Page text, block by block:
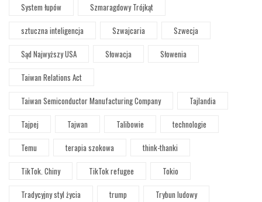
System łupów
Szmaragdowy Trójkąt
sztuczna inteligencja
Szwajcaria
Szwecja
Sąd Najwyższy USA
Słowacja
Słowenia
Taiwan Relations Act
Taiwan Semiconductor Manufacturing Company
Tajlandia
Tajpej
Tajwan Talibowie
technologie
Temu
terapia szokowa
think-thanki
TikTok. Chiny
TikTok refugee
Tokio
Tradycyjny styl życia
trump
Trybun ludowy